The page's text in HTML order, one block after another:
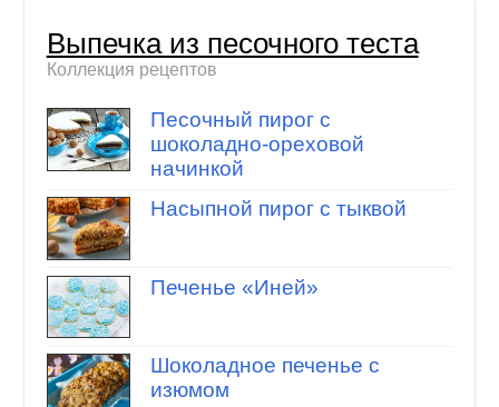
Выпечка из песочного теста
Коллекция рецептов
Песочный пирог с
шоколадно-ореховой
начинкой
Насыпной пирог с тыквой
Печенье «Иней»
Шоколадное печенье с
изюмом